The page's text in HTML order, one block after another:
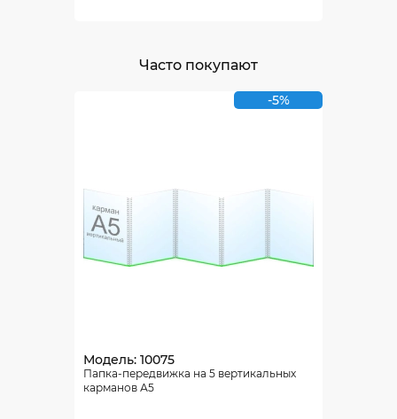
Часто покупают
-5%
Модель: 10075
Папка-передвижка на 5 вертикальных
карманов А5